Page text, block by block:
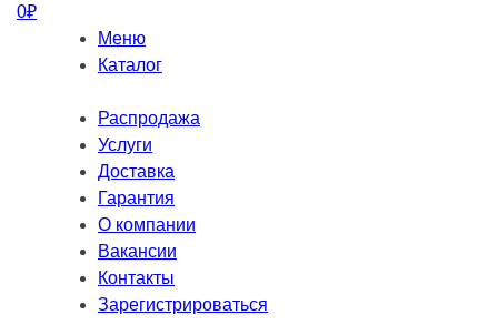
0₽
Меню
Каталог
Распродажа
Услуги
Доставка
Гарантия
О компании
Вакансии
Контакты
Зарегистрироваться